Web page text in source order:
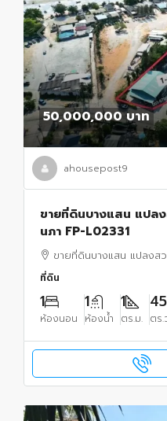
50,000,000 บาท
ahousepost9
ขายที่ดินบางแสน แปล
นภา FP-L02331
ขายที่ดินบางแสน แปลงส
ที่ดิน
1
ห้องนอน
1
ห้องน้ำ
1
ตร.ม. ตร.